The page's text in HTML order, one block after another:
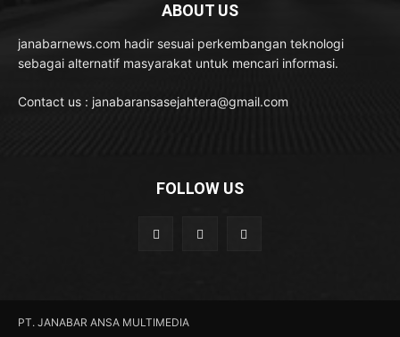
ABOUT US
janabarnews.com hadir sesuai perkembangan teknologi
sebagai alternatif masyarakat untuk mencari informasi.
Contact us : janabaransasejahtera@gmail.com
FOLLOW US
PT. JANABAR ANSA MULTIMEDIA